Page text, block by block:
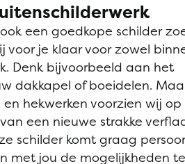
een goedkope schilder
voor je klaar voor zowel
Denk bijvoorbeeld aan het
dakkapel of boeidelen.
hekwerken voorzien wij op
een nieuwe strakke
schilder komt graag
met jou de mogelijkheden te